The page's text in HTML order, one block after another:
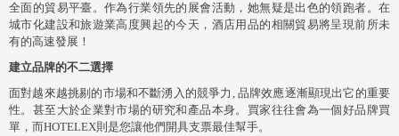
全面的貿易平臺。作為行業領先的展會活動，她無疑是出色的領跑者。在
城市化建設和旅遊業高度興起的今天，酒店用品的相關貿易將呈現前所未
有的高速發展！
建立品牌的不二選擇
面對越來越挑剔的市場和不斷湧入的競爭力, 品牌效應逐漸顯現出它的重要
性。甚至大於企業對市場的研究和產品本身。買家往往會為一個好品牌買
單，而HOTELEX則是您讓他們開具支票最佳幫手。